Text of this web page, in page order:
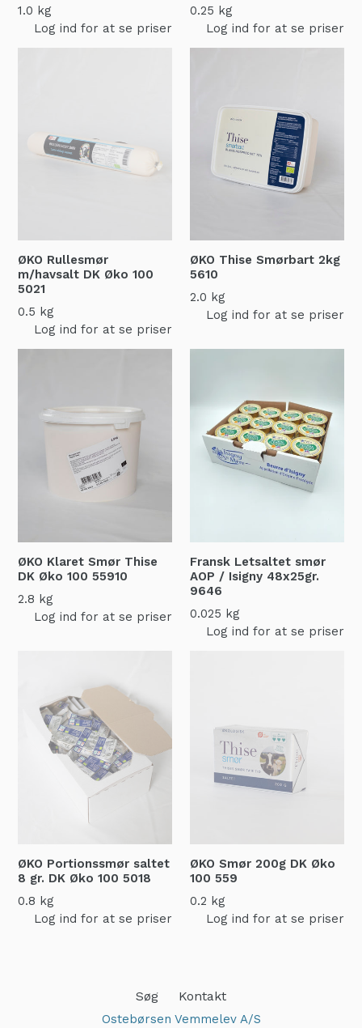
1.0 kg
Log ind for at se priser
0.25 kg
Log ind for at se priser
ØKO Rullesmør
m/havsalt DK Øko 100
5021
0.5 kg
Log ind for at se priser
ØKO Thise Smørbart 2kg
5610
2.0 kg
Log ind for at se priser
ØKO Klaret Smør Thise
DK Øko 100 55910
2.8 kg
Log ind for at se priser
Fransk Letsaltet smør
AOP / Isigny 48x25gr.
9646
0.025 kg
Log ind for at se priser
ØKO Portionssmør saltet
8 gr. DK Øko 100 5018
0.8 kg
Log ind for at se priser
ØKO Smør 200g DK Øko
100 559
0.2 kg
Log ind for at se priser
Søg Kontakt
Ostebørsen Vemmelev A/S